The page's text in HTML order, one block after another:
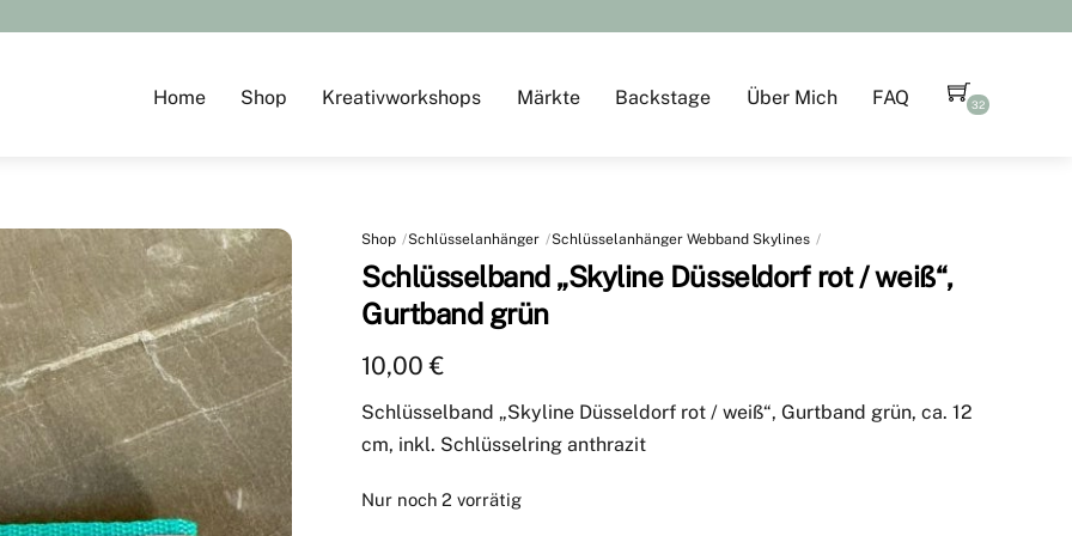
32
Home Shop Kreativworkshops Märkte Backstage Über Mich FAQ
Shop Schlüsselanhänger Schlüsselanhänger Webband Skylines
Schlüsselband „Skyline Düsseldorf rot / weiß“,
Gurtband grün
10,00€
Schlüsselband „Skyline Düsseldorf rot / weiß“, Gurtband grün, ca. 12
cm, inkl. Schlüsselring anthrazit
Nur noch 2 vorrätig